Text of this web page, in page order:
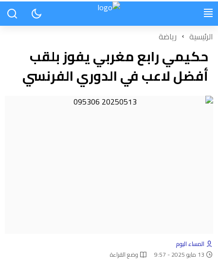
الرئيسية رياضة
حكيمي رابع مغربي يفوز بلقب
أفضل لاعب في الدوري الفرنسي
المساء اليوم
13 مايو 2025 - 9:57
وضع القراءة